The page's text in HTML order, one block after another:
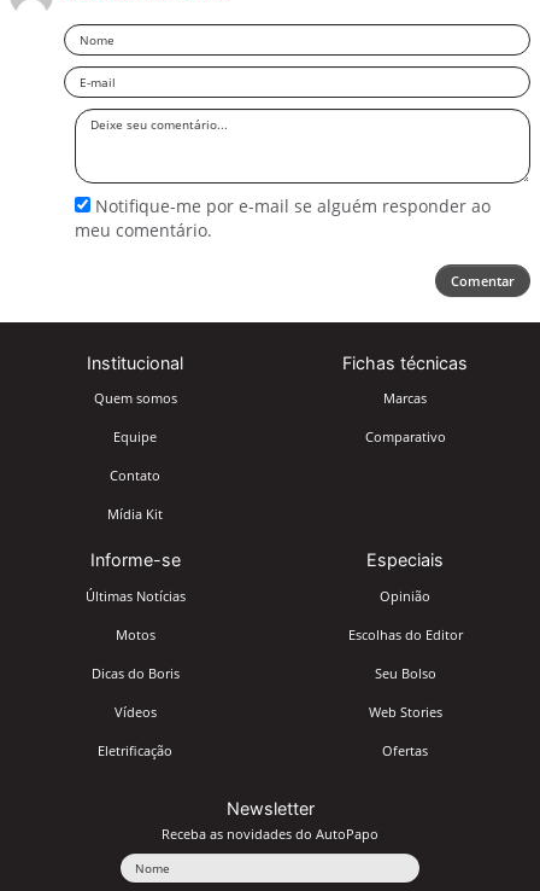
Nome
Email
Deixe
Notifique-me por e-mail se alguém responder ao
meu comentário.
Comentar
Institucional
Quem somos
Equipe
Contato
Mídia Kit
Fichas técnicas
Marcas
Comparativo
Informe-se
Últimas Notícias
Motos
Dicas do Boris
Vídeos
Eletrificação
Especiais
Opinião
Escolhas do Editor
Seu Bolso
Web Stories
Ofertas
Newsletter
Receba as novidades do AutoPapo